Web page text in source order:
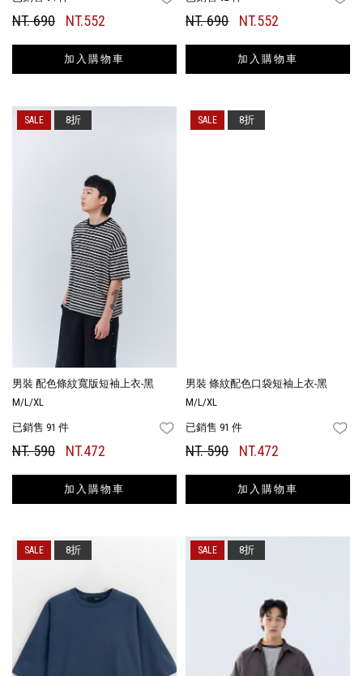
NT. 690 NT.552
加入購物車
NT. 690 NT.552
加入購物車
男裝 配色條紋寬版短袖上衣-黑
M/L/XL
已銷售 91 件 FAVORITES
NT. 590 NT.472
加入購物車
8折
男裝 條紋配色口袋短袖上衣-黑
M/L/XL
已銷售 91 件
NT. 590 NT.472
加入購物車
8折
8折 8折